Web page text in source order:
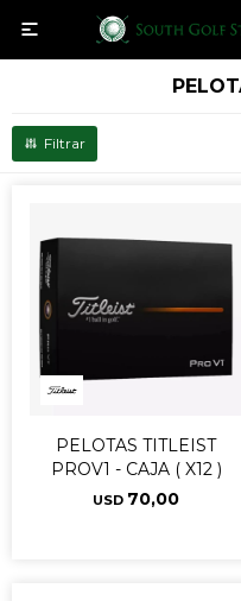

PELOTAS TITLEIST
PROV1 - CAJA ( X12 )
USD 70,00